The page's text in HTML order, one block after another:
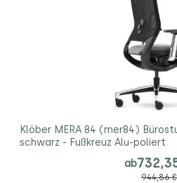
Klöber MERA 84 (mer84)
schwarz - Fußkreuz Alu-poliert
ab
944,86 €